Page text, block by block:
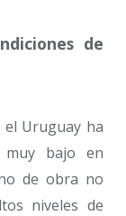
de
Uruguay ha
bajo en
de obra no
niveles de